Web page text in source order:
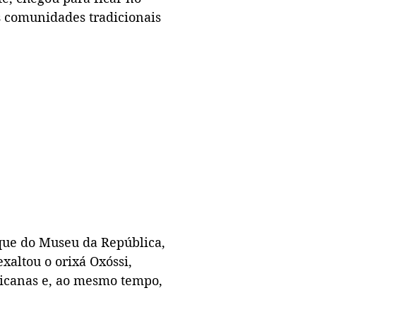
comunidades tradicionais
do Museu da República,
o orixá Oxóssi,
e, ao mesmo tempo,